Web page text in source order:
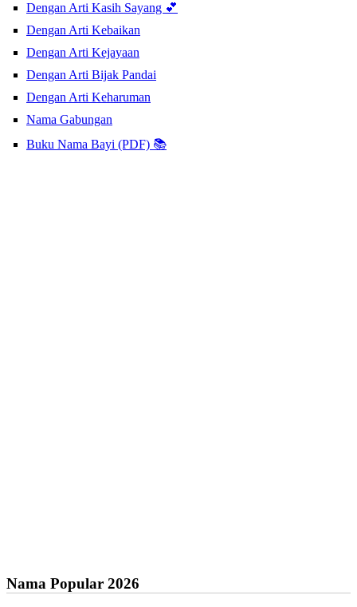
Dengan Arti Kasih Sayang 💕
Dengan Arti Kebaikan
Dengan Arti Kejayaan
Dengan Arti Bijak Pandai
Dengan Arti Keharuman
Nama Gabungan
Buku Nama Bayi (PDF) 📚
Nama Popular 2026